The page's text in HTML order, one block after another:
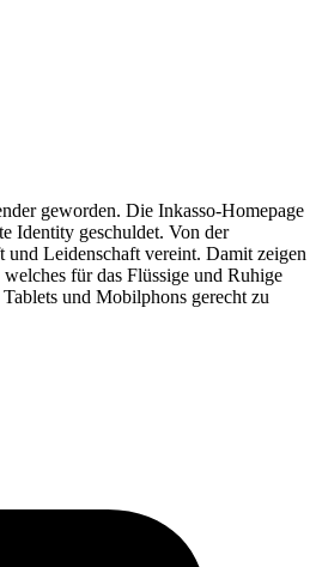
geworden. Die Inkasso-Homepage
Identity geschuldet. Von der
und Leidenschaft vereint. Damit zeigen
für das Flüssige und Ruhige
und Mobilphons gerecht zu